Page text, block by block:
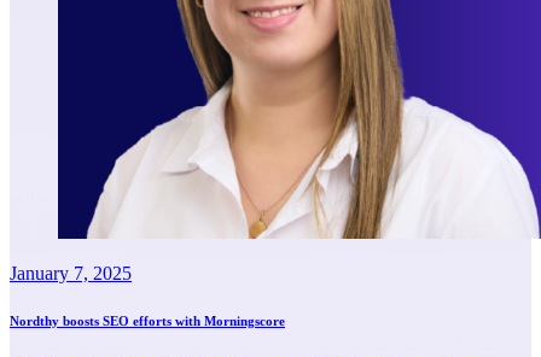
January 7, 2025
Nordthy boosts SEO efforts with Morningscore